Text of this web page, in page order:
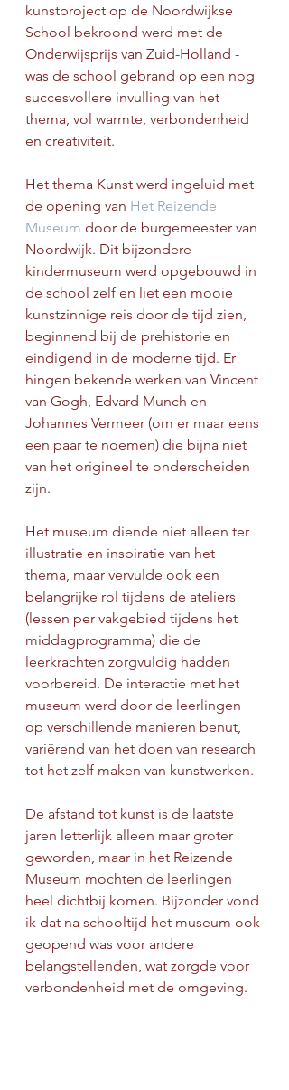
kunstproject op de Noordwijkse
School bekroond werd met de
Onderwijsprijs van Zuid-Holland -
was de school gebrand op een nog
succesvollere invulling van het
thema, vol warmte, verbondenheid
en creativiteit.
Het thema Kunst werd ingeluid met
de opening van Het Reizende
Museum door de burgemeester van
Noordwijk. Dit bijzondere
kindermuseum werd opgebouwd in
de school zelf en liet een mooie
kunstzinnige reis door de tijd zien,
beginnend bij de prehistorie en
eindigend in de moderne tijd. Er
hingen bekende werken van Vincent
van Gogh, Edvard Munch en
Johannes Vermeer (om er maar eens
een paar te noemen) die bijna niet
van het origineel te onderscheiden
zijn.
Het museum diende niet alleen ter
illustratie en inspiratie van het
thema, maar vervulde ook een
belangrijke rol tijdens de ateliers
(lessen per vakgebied tijdens het
middagprogramma) die de
leerkrachten zorgvuldig hadden
voorbereid. De interactie met het
museum werd door de leerlingen
op verschillende manieren benut,
variërend van het doen van research
tot het zelf maken van kunstwerken.
De afstand tot kunst is de laatste
jaren letterlijk alleen maar groter
geworden, maar in het Reizende
Museum mochten de leerlingen
heel dichtbij komen. Bijzonder vond
ik dat na schooltijd het museum ook
geopend was voor andere
belangstellenden, wat zorgde voor
verbondenheid met de omgeving.